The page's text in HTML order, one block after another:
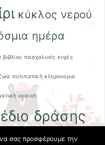
κύκλος νερού
ημέρα
πασχαλινές ευχές
πολιτιστική κληρονομια
υγιεινή
δράσης
χειμώνας
σας προσφέρουμε την